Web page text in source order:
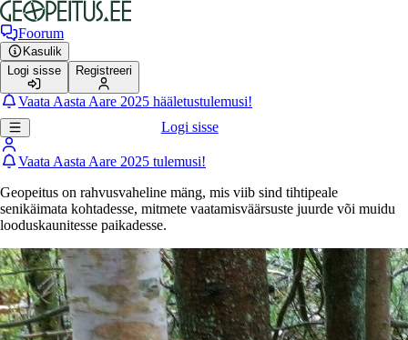
Foorum
Kasulik
Logi sisse
Registreeri
Vaata Aasta Aare 2025 hääletustulemusi!
Logi sisse
Vaata Aasta Aare 2025 tulemusi!
Geopeitus on rahvusvaheline mäng, mis viib sind tihtipeale
senikäimata kohtadesse, mitmete vaatamisväärsuste juurde või muidu
looduskaunitesse paikadesse.